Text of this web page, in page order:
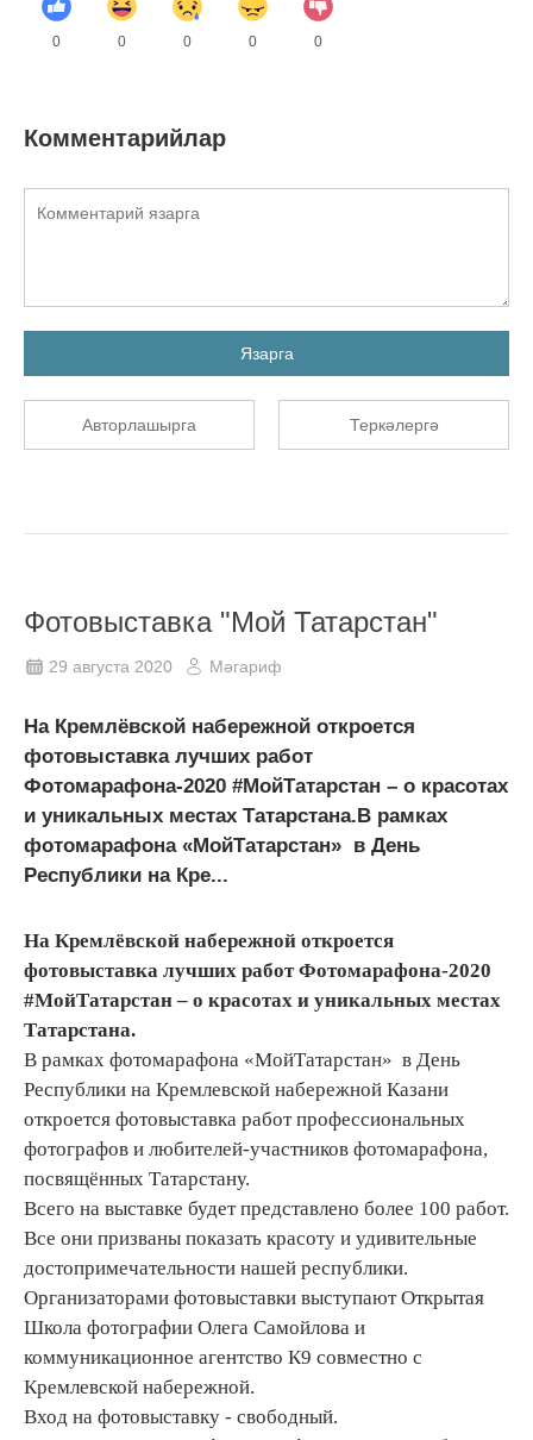
0 0 0 0 0
Комментарийлар
Язарга
Авторлашырга Теркәлергә
Фотовыставка "Мой Татарстан"
29 августа 2020 Мәгариф
На Кремлёвской набережной откроется
фотовыставка лучших работ
Фотомарафона-2020 #МойТатарстан – о красотах
и уникальных местах Татарстана.В рамках
фотомарафона «МойТатарстан» в День
Республики на Кре...
На Кремлёвской набережной откроется
фотовыставка лучших работ Фотомарафона-2020
#МойТатарстан – о красотах и уникальных местах
Татарстана.
В рамках фотомарафона «МойТатарстан» в День
Республики на Кремлевской набережной Казани
откроется фотовыставка работ профессиональных
фотографов и любителей-участников фотомарафона,
посвящённых Татарстану.
Всего на выставке будет представлено более 100 работ.
Все они призваны показать красоту и удивительные
достопримечательности нашей республики.
Организаторами фотовыставки выступают Открытая
Школа фотографии Олега Самойлова и
коммуникационное агентство К9 совместно с
Кремлевской набережной.
Вход на фотовыставку - свободный.